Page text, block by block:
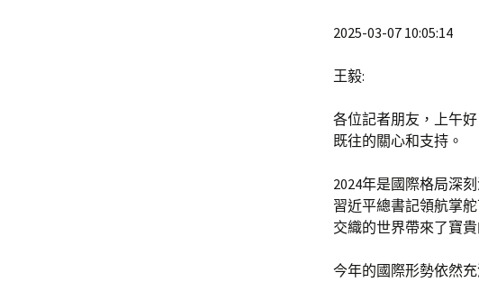
2025-03-07 10:05:14
王毅:
各位記者朋友，上午
既往的關心和支持。
2024年是國際格局深
習近平總書記領航掌
交織的世界帶來了寶
今年的國際形勢依然